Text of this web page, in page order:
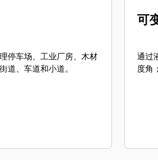
停车场、工业厂房、木材
道、车道和小道。
可
通过
度角